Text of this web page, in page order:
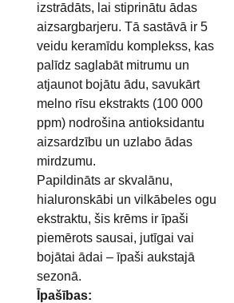
izstrādāts, lai stiprinātu ādas
aizsargbarjeru. Tā sastāvā ir 5
veidu keramīdu komplekss, kas
palīdz saglabāt mitrumu un
atjaunot bojātu ādu, savukārt
melno rīsu ekstrakts (100 000
ppm) nodrošina antioksidantu
aizsardzību un uzlabo ādas
mirdzumu.
Papildināts ar skvalānu,
hialuronskābi un vilkābeles ogu
ekstraktu, šis krēms ir īpaši
piemērots sausai, jutīgai vai
bojātai ādai – īpaši aukstajā
sezonā.
Īpašības: